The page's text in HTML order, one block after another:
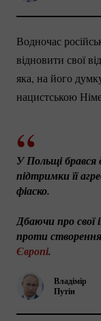
Водночас
відновити свої
яка, на його
нацистською
Владімір
Путін
У Польщі брався
підтримки її
фіаско.
Дбаючи про свої
проти
Європі.